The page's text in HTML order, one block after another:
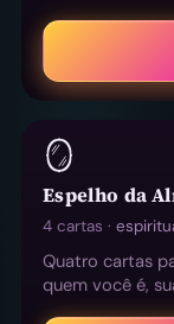
🪞
Espelho da
4 cartas ·
Quatro cartas
quem você é,